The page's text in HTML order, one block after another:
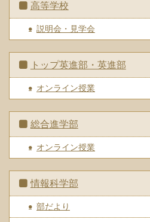
高等学校
説明会・見学会
トップ英進部・英進部
オンライン授業
総合進学部
オンライン授業
情報科学部
部だより